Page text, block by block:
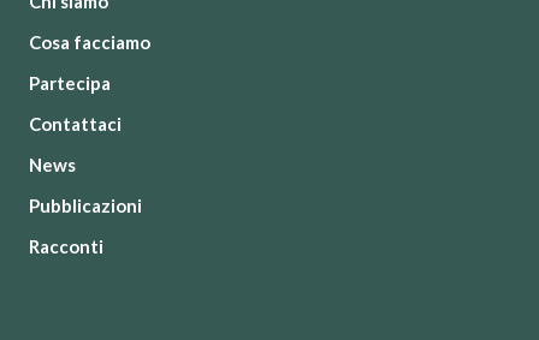
Cosa facciamo
Partecipa
Contattaci
News
Pubblicazioni
Racconti